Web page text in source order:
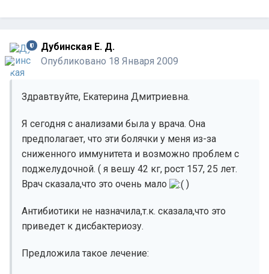
Дубинская Е. Д.
Опубликовано 18 Января 2009
Здравтвуйте, Екатерина Дмитриевна.
Я сегодня с анализами была у врача. Она
предполагает, что эти болячки у меня из-за
сниженного иммунитета и возможно проблем с
поджелудочной. ( я вешу 42 кг, рост 157, 25 лет.
Врач сказала,что это очень мало
)
Антибиотики не назначила,т.к. сказала,что это
приведет к дисбактериозу.
Предложила такое лечение: